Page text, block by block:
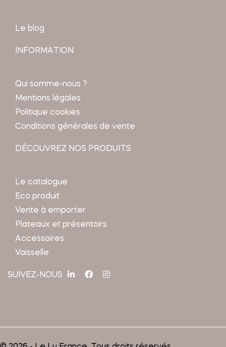
Le blog
INFORMATION
Qui somme-nous ?
Mentions légales
Politique cookies
Conditions générales de vente
DÉCOUVREZ NOS PRODUITS
Le catalogue
Eco produit
Vente à emporter
Plateaux et présentoirs
Accessoires
Vaisselle
SUIVEZ-NOUS